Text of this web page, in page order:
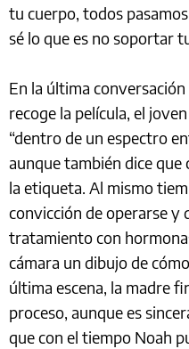
tu cuerpo, todos
sé lo que es no soportar
En la última
recoge la película, el
“dentro de un espectro
aunque también dice
la etiqueta. Al mismo
convicción de operarse y
tratamiento con
cámara un dibujo de
última escena, la madre
proceso, aunque es
que con el tiempo Noah